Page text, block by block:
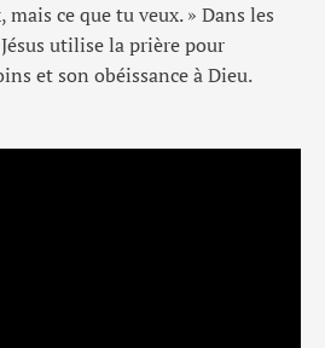
mais ce que tu veux. » Dans les
utilise la prière pour
et son obéissance à Dieu.